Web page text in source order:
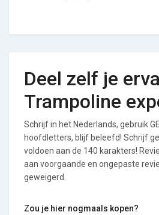
Deel zelf je
Trampoline
Schrijf in het Nederlands, gebruik
hoofdletters, blijf beleefd! Schrijf
voldoen aan de 140 karakters!
aan voorgaande en ongepaste
geweigerd.
Zou je hier nogmaals kopen?